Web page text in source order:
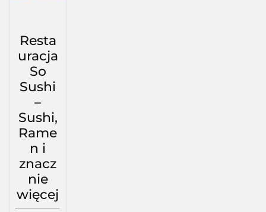
Resta
uracja
So
Sushi
–
Sushi,
Rame
n i
znacz
nie
więcej